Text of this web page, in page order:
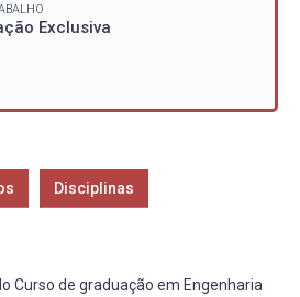
Exclusiva
Disciplinas
Curso de graduação em Engenharia